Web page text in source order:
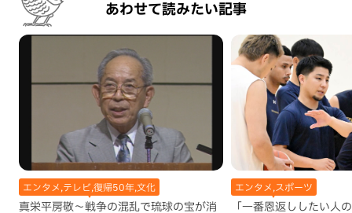
あわせて読みたい記事
エンタメ,テレビ,復帰50年,文化
真栄平房敬～戦争の混乱で琉球の宝が消
エンタメ,スポーツ
「一番恩返ししたい人